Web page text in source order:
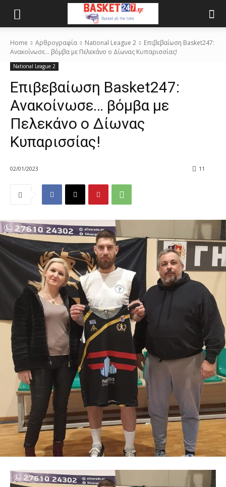
Home Αρθρογραφία National League 2
Επιβεβαίωση Basket247:
Ανακοίνωσε... βόμβα με Πελεκάνο ο Δίωνας Κυπαρισσίας!
National League 2
Επιβεβαίωση Basket247:
Ανακοίνωσε… βόμβα με
Πελεκάνο ο Δίωνας
Κυπαρισσίας!
02/01/2023 11